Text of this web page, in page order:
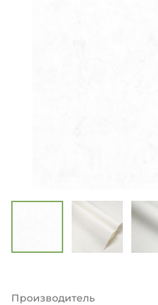
Производитель